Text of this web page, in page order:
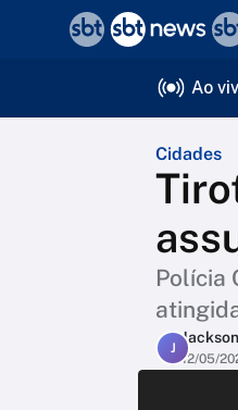
Ao
Cidades
Polícia
J
12/05/
voltar
Editorias